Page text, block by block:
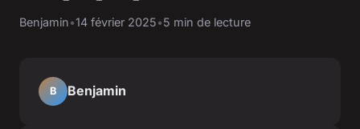
Benjamin•14 février 2025•5 min de lecture
B Benjamin